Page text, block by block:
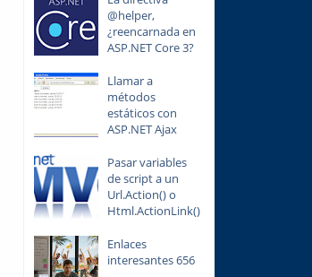
@helper,
¿reencarnada en
ASP.NET Core 3?
Llamar a
métodos
estáticos con
ASP.NET Ajax
Pasar variables
de script a un
Url.Action() o
Html.ActionLink()
Enlaces
interesantes 656